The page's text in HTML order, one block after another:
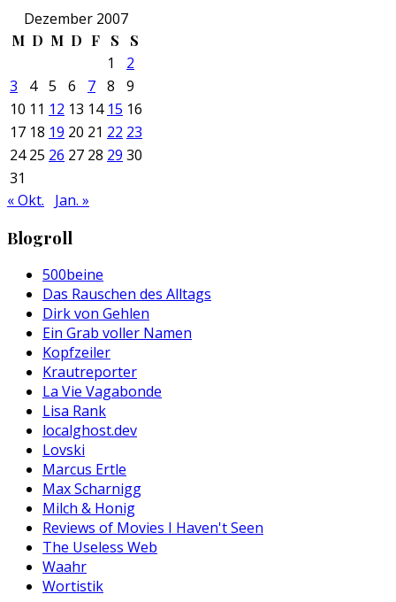
Dezember 2007
M D M D F S S
1
2
3
4 5 6 7 8
9
10 11 12 13 14 15 16
17 18 19 20 21 22 23
24 25 26 27 28 29 30
31
« Okt.
Jan. »
Blogroll
500beine
Das Rauschen des Alltags
Dirk von Gehlen
Ein Grab voller Namen
Kopfzeiler
Krautreporter
La Vie Vagabonde
Lisa Rank
localghost.dev
Lovski
Marcus Ertle
Max Scharnigg
Milch & Honig
Reviews of Movies I Haven't Seen
The Useless Web
Waahr
Wortistik